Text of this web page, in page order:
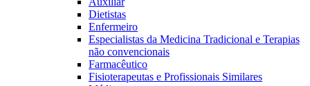
Dietistas
Enfermeiro
Especialistas da Medicina Tradicional e Terapias
não convencionais
Farmacêutico
Fisioterapeutas e Profissionais Similares